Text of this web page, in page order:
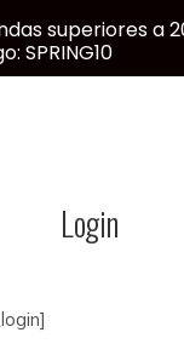
Login
superiores a
SPRING10